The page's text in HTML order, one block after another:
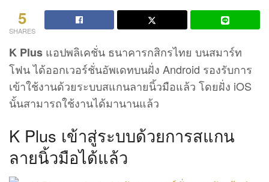
5
SHARES
K Plus แอปพลิเคชั่น ธนาคารกสิกรไทย บนสมาร์ท
โฟน ได้ออกเวอร์ชั่นอัพเดทบนฝั่ง Android รองรับการ
เข้าใช้งานด้วยระบบสแกนลายนิ้วมือแล้ว โดยฝั่ง iOS
นั้นสามารถใช้งานได้มานานแล้ว
K Plus เข้าสู่ระบบด้วยการสแกน
ลายนิ้วมือได้แล้ว